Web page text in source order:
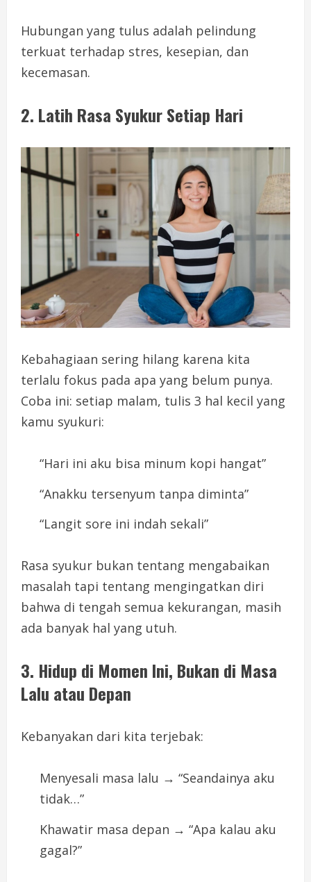
Hubungan yang tulus adalah pelindung
terkuat terhadap stres, kesepian, dan
kecemasan.
2. Latih Rasa Syukur Setiap Hari
Kebahagiaan sering hilang karena kita
terlalu fokus pada apa yang belum punya.
Coba ini: setiap malam, tulis 3 hal kecil yang
kamu syukuri:
“Hari ini aku bisa minum kopi hangat”
“Anakku tersenyum tanpa diminta”
“Langit sore ini indah sekali”
Rasa syukur bukan tentang mengabaikan
masalah tapi tentang mengingatkan diri
bahwa di tengah semua kekurangan, masih
ada banyak hal yang utuh.
3. Hidup di Momen Ini, Bukan di Masa
Lalu atau Depan
Kebanyakan dari kita terjebak:
Menyesali masa lalu → “Seandainya aku
tidak…”
Khawatir masa depan → “Apa kalau aku
gagal?”